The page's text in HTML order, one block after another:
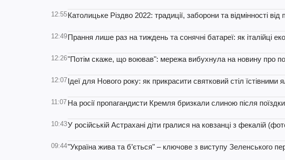
12:55Католицьке Різдво 2022: традиції, заборони та відмінності від
12:49Прання лише раз на тиждень та сонячні батареї: як італійці
12:26"Потім скаже, що воював": мережа вибухнула на новину про
12:07Ідеї для Нового року: як прикрасити святковий стіл їстівними
11:07 На росії пропагандисти Кремля бризкали слиною після
10:43У російській Астрахані діти гралися на ковзанці з фекалій
09:44"Україна жива та б’ється" – ключове з виступу Зеленського